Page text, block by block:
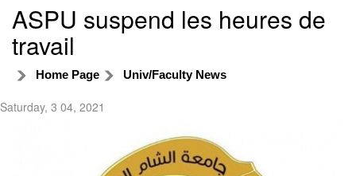
ASPU suspend les heures de
travail
Home Page Univ/Faculty News
Saturday, 3 04, 2021